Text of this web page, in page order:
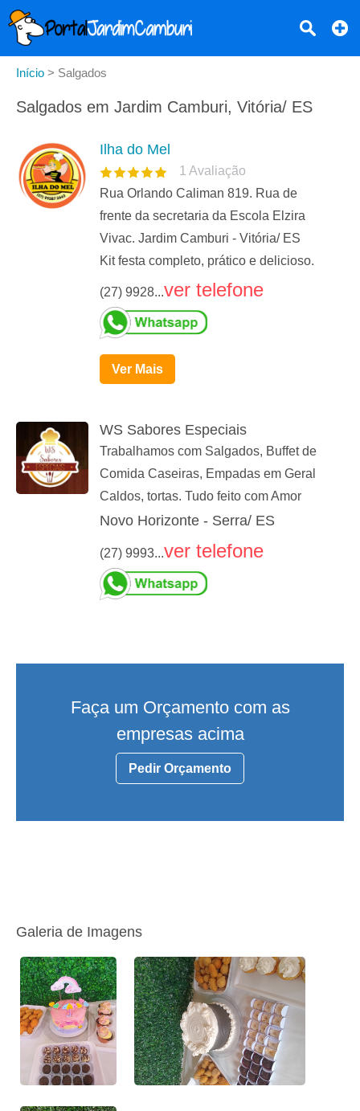
Início > Salgados
Salgados em Jardim Camburi, Vitória/ ES
Ilha do Mel
1 Avaliação
Rua Orlando Caliman 819. Rua de
frente da secretaria da Escola Elzira
Vivac. Jardim Camburi - Vitória/ ES
Kit festa completo, prático e delicioso.
(27) 9928...ver telefone
Ver Mais
WS Sabores Especiais
Trabalhamos com Salgados, Buffet de
Comida Caseiras, Empadas em Geral
Caldos, tortas. Tudo feito com Amor
Novo Horizonte - Serra/ ES
(27) 9993...ver telefone
Faça um Orçamento com as
empresas acima
Pedir Orçamento
Galeria de Imagens